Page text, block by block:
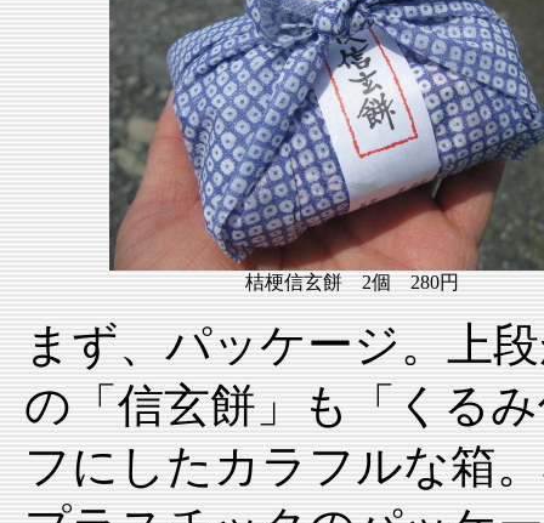
桔梗信玄餅 2個 280円
まず、パッケージ。上
の「信玄餅」も「くる
フにしたカラフルな箱